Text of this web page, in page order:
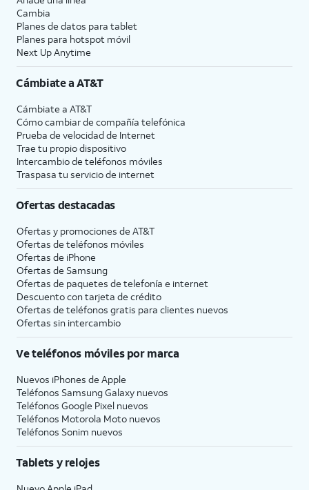
Cambia
Planes de datos para tablet
Planes para hotspot móvil
Next Up Anytime
Cámbiate aAT&T
Cámbiate a AT&T
Cómo cambiar de compañía telefónica
Prueba de velocidad de Internet
Trae tu propio dispositivo
Intercambio de teléfonos móviles
Traspasa tu servicio de internet
Ofertas destacadas
Ofertas y promociones de AT&T
Ofertas de teléfonos móviles
Ofertas de iPhone
Ofertas de Samsung
Ofertas de paquetes de telefonía e internet
Descuento con tarjeta de crédito
Ofertas de teléfonos gratis para clientes nuevos
Ofertas sin intercambio
Ve teléfonos móviles por marca
Nuevos iPhones de Apple
Teléfonos Samsung Galaxy nuevos
Teléfonos Google Pixel nuevos
Teléfonos Motorola Moto nuevos
Teléfonos Sonim nuevos
Tablets y relojes